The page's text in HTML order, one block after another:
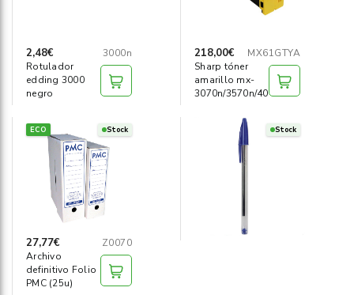
2,48€
3000n
Rotulador
edding 3000
negro
218,00€
MX61GTYA
Sharp tóner
amarillo mx-
3070n/3570n/4070n
ECO Stock
27,77€
Z0070
Archivo
definitivo Folio
PMC (25u)
Stock